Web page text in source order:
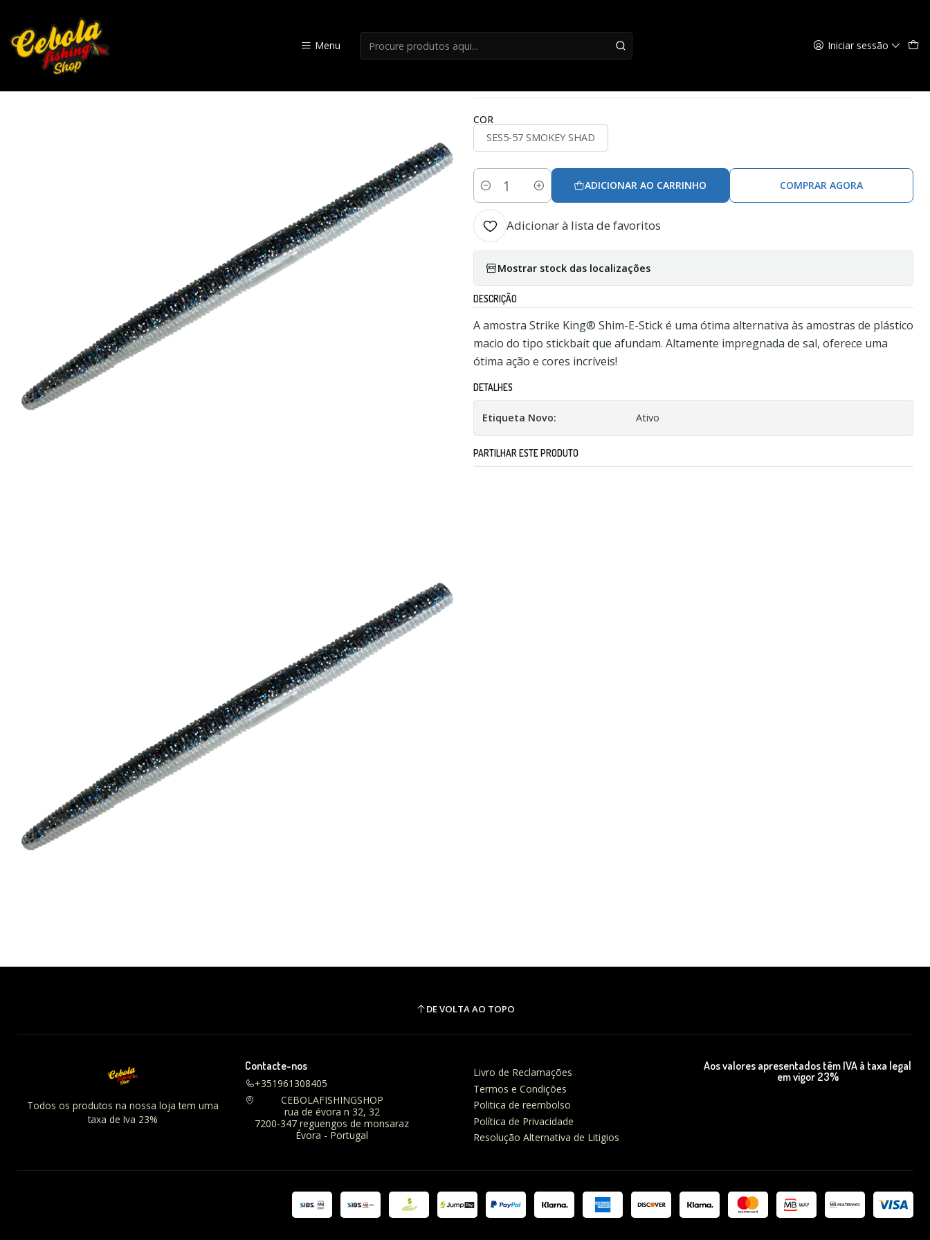
Menu Iniciar sessão
|
COR
SES5-57 SMOKEY SHAD
Quantidade
ADICIONAR AO CARRINHO COMPRAR AGORA
Adicionar à lista de favoritos
Mostrar stock das localizações
DESCRIÇÃO
A amostra Strike King® Shim-E-Stick é uma ótima alternativa às amostras de plástico
macio do tipo stickbait que afundam. Altamente impregnada de sal, oferece uma
ótima ação e cores incríveis!
DETALHES
Etiqueta Novo: Ativo
PARTILHAR ESTE PRODUTO
DE VOLTA AO TOPO
Todos os produtos na nossa loja tem uma
taxa de Iva 23%
Contacte-nos
+351961308405
CEBOLAFISHINGSHOP
rua de évora n 32, 32
7200-347 reguengos de monsaraz
Évora - Portugal
Livro de Reclamações
Termos e Condições
Politica de reembolso
Política de Privacidade
Resolução Alternativa de Litigios
Aos valores apresentados têm IVA à taxa legal
em vigor 23%